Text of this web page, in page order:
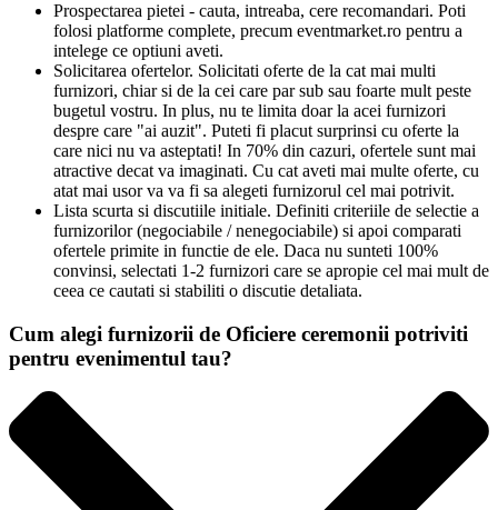
Prospectarea pietei - cauta, intreaba, cere recomandari. Poti
folosi platforme complete, precum eventmarket.ro pentru a
intelege ce optiuni aveti.
Solicitarea ofertelor. Solicitati oferte de la cat mai multi
furnizori, chiar si de la cei care par sub sau foarte mult peste
bugetul vostru. In plus, nu te limita doar la acei furnizori
despre care "ai auzit". Puteti fi placut surprinsi cu oferte la
care nici nu va asteptati! In 70% din cazuri, ofertele sunt mai
atractive decat va imaginati. Cu cat aveti mai multe oferte, cu
atat mai usor va va fi sa alegeti furnizorul cel mai potrivit.
Lista scurta si discutiile initiale. Definiti criteriile de selectie a
furnizorilor (negociabile / nenegociabile) si apoi comparati
ofertele primite in functie de ele. Daca nu sunteti 100%
convinsi, selectati 1-2 furnizori care se apropie cel mai mult de
ceea ce cautati si stabiliti o discutie detaliata.
Cum alegi furnizorii de Oficiere ceremonii potriviti
pentru evenimentul tau?